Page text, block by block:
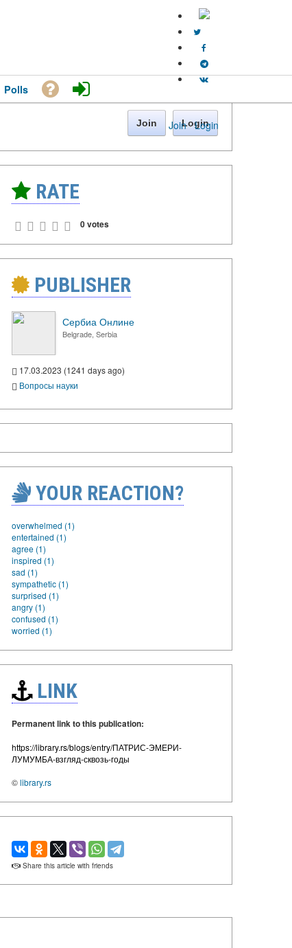
Join · Login
Polls
Join Login
RATE
0 votes
PUBLISHER
Сербиа Онлине
Belgrade, Serbia
17.03.2023 (1241 days ago)
Вопросы науки
YOUR REACTION?
overwhelmed (1)
entertained (1)
agree (1)
inspired (1)
sad (1)
sympathetic (1)
surprised (1)
angry (1)
confused (1)
worried (1)
LINK
Permanent link to this publication:
https://library.rs/blogs/entry/ПАТРИС-ЭМЕРИ-
ЛУМУМБА-взгляд-сквозь-годы
©library.rs
Share this article with friends